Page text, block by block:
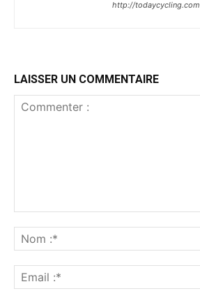
http://todaycycling.com
LAISSER UN COMMENTAIRE